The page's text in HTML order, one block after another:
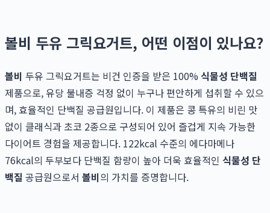
볼비 두유 그릭요거트, 어떤 이점이 있나요?
볼비 두유 그릭요거트는 비건 인증을 받은 100% 식물성 단백질
제품으로, 유당 불내증 걱정 없이 누구나 편안하게 섭취할 수 있으
며, 효율적인 단백질 공급원입니다. 이 제품은 콩 특유의 비린 맛
없이 클래식과 초코 2종으로 구성되어 있어 즐겁게 지속 가능한
다이어트 경험을 제공합니다. 122kcal 수준의 에다마메나
76kcal의 두부보다 단백질 함량이 높아 더욱 효율적인 식물성 단
백질 공급원으로서 볼비의 가치를 증명합니다.